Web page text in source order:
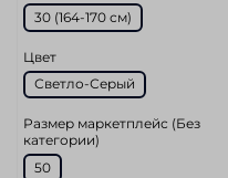
30 (164-170 см)
Цвет
Светло-Серый
Размер маркетплейс (Без
категории)
50